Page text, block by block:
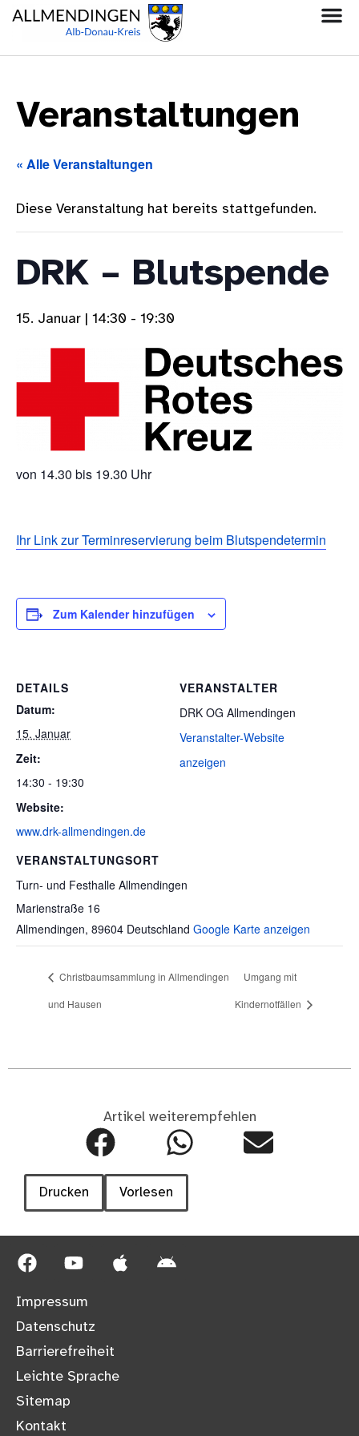
Veranstaltungen
« Alle Veranstaltungen
Diese Veranstaltung hat bereits stattgefunden.
DRK – Blutspende
15. Januar | 14:30 - 19:30
von 14.30 bis 19.30 Uhr
Ihr Link zur Terminreservierung beim Blutspendetermin
Zum Kalender hinzufügen
DETAILS
Datum:
15. Januar
Zeit:
14:30 - 19:30
Website:
www.drk-allmendingen.de
VERANSTALTUNGSORT
Turn- und Festhalle Allmendingen
Marienstraße 16
Allmendingen, 89604 Deutschland Google Karte anzeigen
VERANSTALTER
DRK OG Allmendingen
Veranstalter-Website
anzeigen
Christbaumsammlung in Allmendingen
und Hausen
Umgang mit
Kindernotfällen
Artikel weiterempfehlen
Drucken Vorlesen
Impressum
Datenschutz
Barrierefreiheit
Leichte Sprache
Sitemap
Kontakt